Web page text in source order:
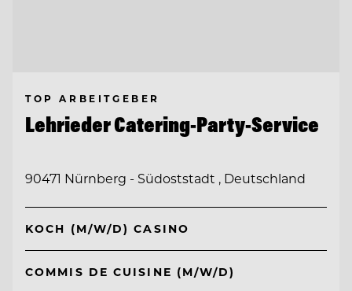
TOP ARBEITGEBER
Lehrieder Catering-Party-Service
90471 Nürnberg - Südoststadt , Deutschland
KOCH (M/W/D) CASINO
COMMIS DE CUISINE (M/W/D)